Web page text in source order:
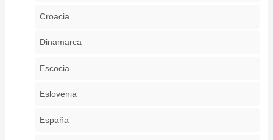
Croacia
Dinamarca
Escocia
Eslovenia
España